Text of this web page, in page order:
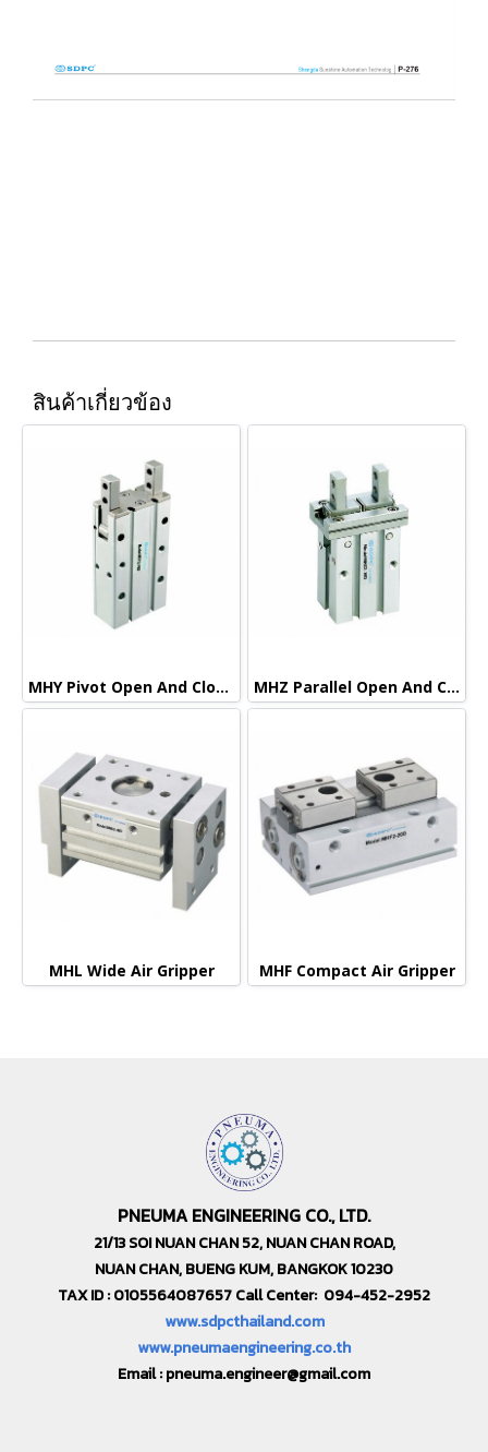
สินค้าเกี่ยวข้อง
MHY Pivot Open And Close/ CamType 180° Open And Close Type Air Gripper MHZ Parallel Open And CloseType Air Gripper
MHL Wide Air Gripper MHF Compact Air Gripper
PNEUMA ENGINEERING CO., LTD.
21/13 SOI NUAN CHAN 52, NUAN CHAN ROAD,
NUAN CHAN, BUENG KUM, BANGKOK 10230
TAX ID : 0105564087657 Call Center: 094-452-2952
www.sdpcthailand.com
www.pneumaengineering.co.th
Email :pneuma.engineer@gmail.com